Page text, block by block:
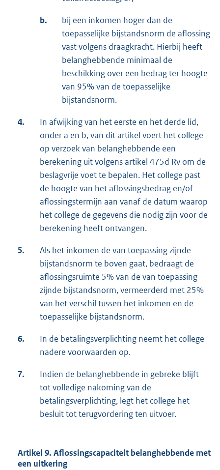
b.
bij een inkomen hoger dan de
toepasselijke bijstandsnorm de aflossing
vast volgens draagkracht. Hierbij heeft
belanghebbende minimaal de
beschikking over een bedrag ter hoogte
van 95% van de toepasselijke
bijstandsnorm.
4.
In afwijking van het eerste en het derde lid,
onder a en b, van dit artikel voert het college
op verzoek van belanghebbende een
berekening uit volgens artikel 475d Rv om de
beslagvrije voet te bepalen. Het college past
de hoogte van het aflossingsbedrag en/of
aflossingstermijn aan vanaf de datum waarop
het college de gegevens die nodig zijn voor de
berekening heeft ontvangen.
5.
Als het inkomen de van toepassing zijnde
bijstandsnorm te boven gaat, bedraagt de
aflossingsruimte 5% van de van toepassing
zijnde bijstandsnorm, vermeerderd met 25%
van het verschil tussen het inkomen en de
toepasselijke bijstandsnorm.
6.
In de betalingsverplichting neemt het college
nadere voorwaarden op.
7.
Indien de belanghebbende in gebreke blijft
tot volledige nakoming van de
betalingsverplichting, legt het college het
besluit tot terugvordering ten uitvoer.
Artikel 9. Aflossingscapaciteit belanghebbende met
een uitkering